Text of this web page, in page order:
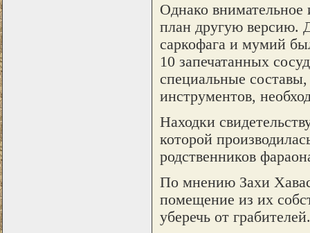
Однако
план другую версию.
саркофага и мумий
10 запечатанных
специальные
инструментов,
Находки
которой
родственников
По мнению Захи
помещение из их
уберечь от грабителей.